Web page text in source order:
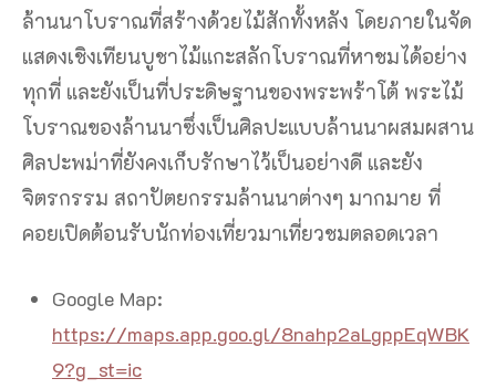
ล้านนาโบราณที่สร้างด้วยไม้สักทั้งหลัง โดยภายในจัด
แสดงเชิงเทียนบูชาไม้แกะสลักโบราณที่หาชมได้อย่าง
ทุกที่ และยังเป็นที่ประดิษฐานของพระพร้าโต้ พระไม้
โบราณของล้านนาซึ่งเป็นศิลปะแบบล้านนาผสมผสาน
ศิลปะพม่าที่ยังคงเก็บรักษาไว้เป็นอย่างดี และยัง
จิตรกรรม สถาปัตยกรรมล้านนาต่างๆ มากมาย ที่
คอยเปิดต้อนรับนักท่องเที่ยวมาเที่ยวชมตลอดเวลา
Google Map:
https://maps.app.goo.gl/8nahp2aLgppEqWBK
9?g_st=ic